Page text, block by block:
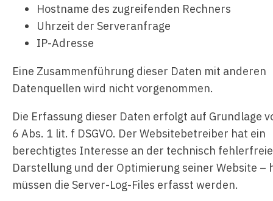
Hostname des zugreifenden Rechners
Uhrzeit der Serveranfrage
IP-Adresse
Eine Zusammenführung dieser Daten mit anderen
Datenquellen wird nicht vorgenommen.
Die Erfassung dieser Daten erfolgt auf Grundlage
6 Abs. 1 lit. f DSGVO. Der Websitebetreiber hat ein
berechtigtes Interesse an der technisch
Darstellung und der Optimierung seiner Website –
müssen die Server-Log-Files erfasst werden.